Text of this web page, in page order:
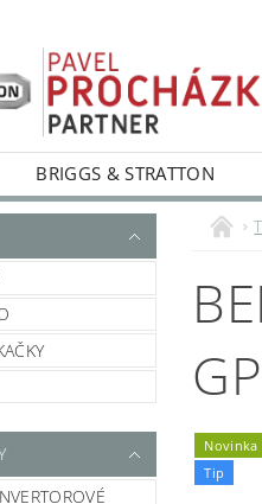
BRIGGS & STRATTON
Novinka
Tip